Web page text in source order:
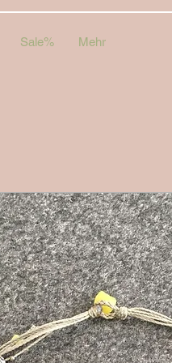
Sale% Mehr